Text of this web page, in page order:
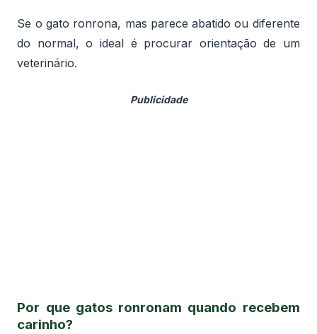
Se o gato ronrona, mas parece abatido ou diferente
do normal, o ideal é procurar orientação de um
veterinário.
Por que gatos ronronam quando recebem
carinho?